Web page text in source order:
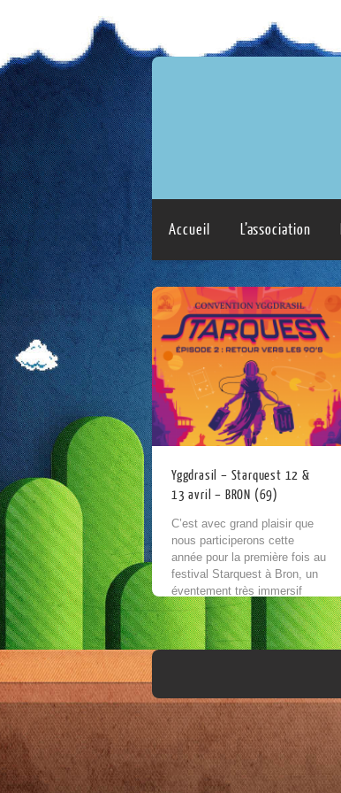
Accueil L’association
Yggdrasil – Starquest 12 &
13 avril – BRON (69)
C’est avec grand plaisir que
nous participerons cette
année pour la première fois au
festival Starquest à Bron, un
éventement très immersif
estampillé Yggdrasil® ! Pour
cette seconde édition,
Starquest...